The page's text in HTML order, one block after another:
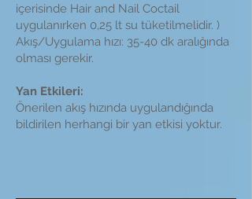
içerisinde Hair and Nail Coctail
uygulanırken 0,25 lt su tüketilmelidir. )
Akış/Uygulama hızı: 35-40 dk aralığında
olması gerekir.
Yan Etkileri:
Önerilen akış hızında uygulandığında
bildirilen herhangi bir yan etkisi yoktur.